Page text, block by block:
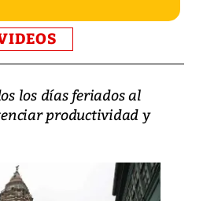
los días feriados al
productividad y